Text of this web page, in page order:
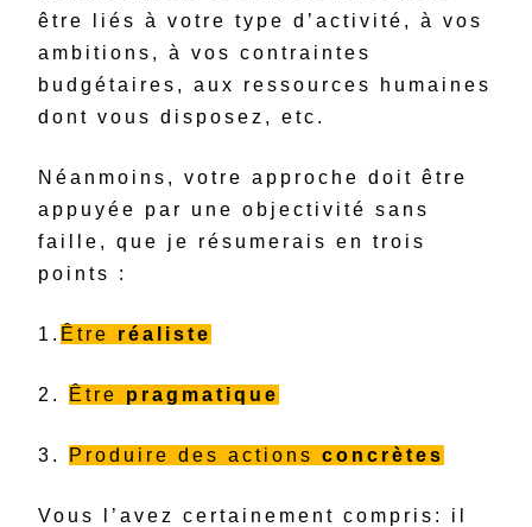
être liés à votre type d’activité, à vos
ambitions, à vos contraintes
budgétaires, aux ressources humaines
dont vous disposez, etc.
Néanmoins, votre approche doit être
appuyée par une objectivité sans
faille, que je résumerais en trois
points :
1. Être réaliste
2. Être pragmatique
3. Produire des actions concrètes
Vous l’avez certainement compris: il